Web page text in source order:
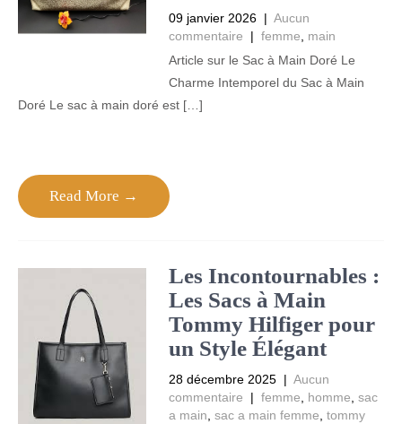
09 janvier 2026 | Aucun
commentaire
| femme
main
Article sur le Sac à Main Doré Le
Charme Intemporel du Sac à Main
Doré Le sac à main doré est […]
Read More →
Les Incontournables :
Les Sacs à Main
Tommy Hilfiger pour
un Style Élégant
28 décembre 2025 | Aucun
commentaire
| femme homme sac
a main sac a main femme tommy